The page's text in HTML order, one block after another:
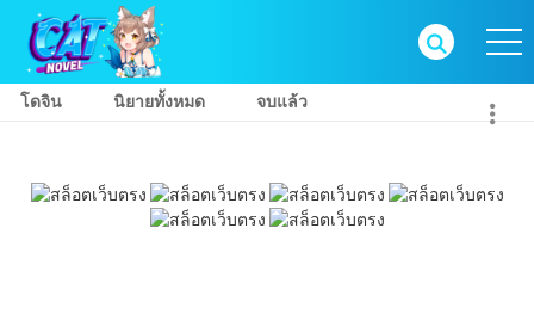
โดจิน นิยายทั้งหมด จบแล้ว